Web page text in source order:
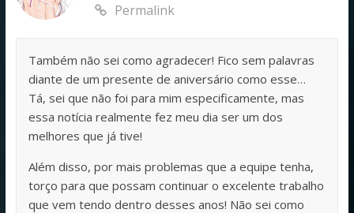
Permalink
Também não sei como agradecer! Fico sem palavras
diante de um presente de aniversário como esse…
Tá, sei que não foi para mim especificamente, mas
essa notícia realmente fez meu dia ser um dos
melhores que já tive!
Além disso, por mais problemas que a equipe tenha,
torço para que possam continuar o excelente trabalho
que vem tendo dentro desses anos! Não sei como